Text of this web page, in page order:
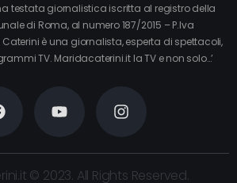
testata giornalistica iscritta al registro della
di Roma, al numero 187/2015 – P.Iva
è una giornalista, esperta di spettacoli,
TV. Maridacaterini.it la TV e non solo…’
© 2023. All Rights Reserved.